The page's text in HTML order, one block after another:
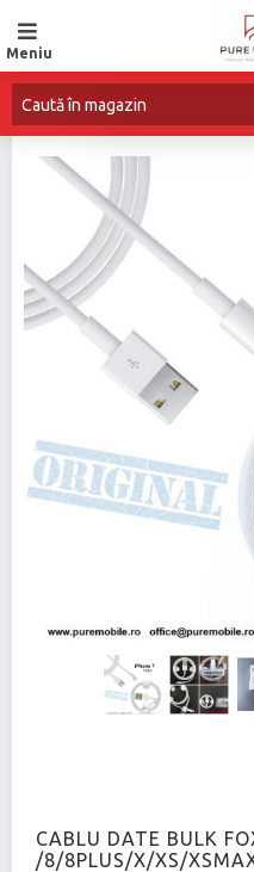
Meniu
CABLU DATE BULK
/8/8PLUS/X/XS/